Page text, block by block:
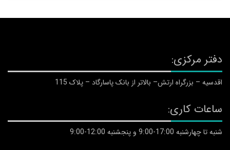
دفتر مرکزی:
اقدسیه – بزرگراه ارتش– بالاتر از بانک پاسارگاد – پلاک 115
ساعات کاری:
شنبه تا چهارشنبه 17:00-9:00 و پنجشنبه 12:00-9:00